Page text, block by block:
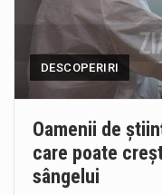
DESCOPERIRI
Oamenii de
care poate
sângelui